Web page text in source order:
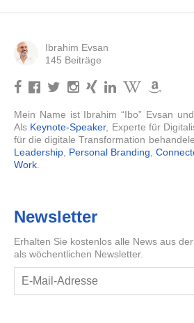
Ibrahim Evsan
145 Beiträge
Mein Name ist Ibrahim “Ibo” Evsan
Als Keynote-Speaker, Experte für
für die digitale Transformation
Leadership Personal Branding
Work
Newsletter
Erhalten Sie kostenlos alle News aus
als wöchentlichen Newsletter.